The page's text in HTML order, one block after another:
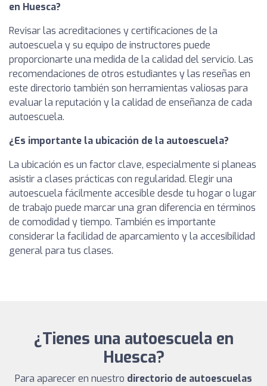
en Huesca?
Revisar las acreditaciones y certificaciones de la
autoescuela y su equipo de instructores puede
proporcionarte una medida de la calidad del servicio. Las
recomendaciones de otros estudiantes y las reseñas en
este directorio también son herramientas valiosas para
evaluar la reputación y la calidad de enseñanza de cada
autoescuela.
¿Es importante la ubicación de la autoescuela?
La ubicación es un factor clave, especialmente si planeas
asistir a clases prácticas con regularidad. Elegir una
autoescuela fácilmente accesible desde tu hogar o lugar
de trabajo puede marcar una gran diferencia en términos
de comodidad y tiempo. También es importante
considerar la facilidad de aparcamiento y la accesibilidad
general para tus clases.
¿Tienes una autoescuela en
Huesca?
Para aparecer en nuestro directorio de autoescuelas